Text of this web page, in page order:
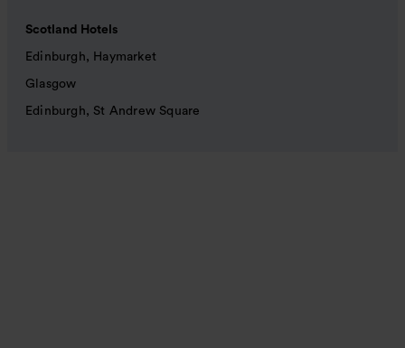
Scotland Hotels
Edinburgh, Haymarket
Glasgow
Edinburgh, St Andrew Square